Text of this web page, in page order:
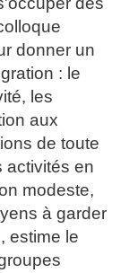
donner un
: le
les
aux
de toute
activités en
modeste,
à garder
estime le